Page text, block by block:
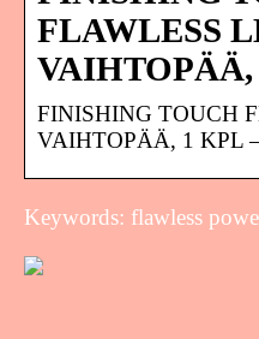
FLAWLESS
FINISHING TOUCH
VAIHTOPÄÄ, 1 KPL
Keywords: flawless